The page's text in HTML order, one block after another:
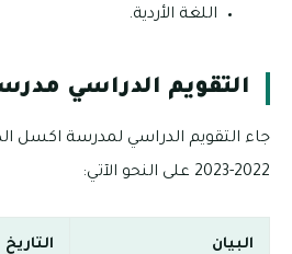
اللغة الأردية.
التقويم الدراسي
جاء التقويم الدراسي لمدرسة اكسل
2022-2023 على النحو الآتي:
البيان التاريخ